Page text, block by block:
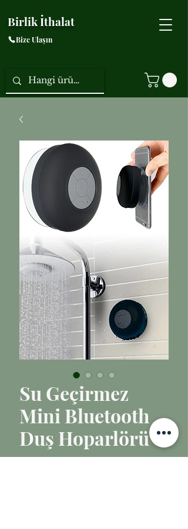
Birlik İthalat
Bize Ulaşın
Su Geçirmez
Mini Bluetooth
Duş Hoparlörü
₺125,00Fiyat